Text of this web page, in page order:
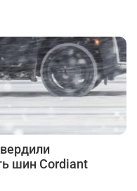
шин Cordiant